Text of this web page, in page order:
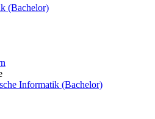
(Bachelor)
Informatik (Bachelor)